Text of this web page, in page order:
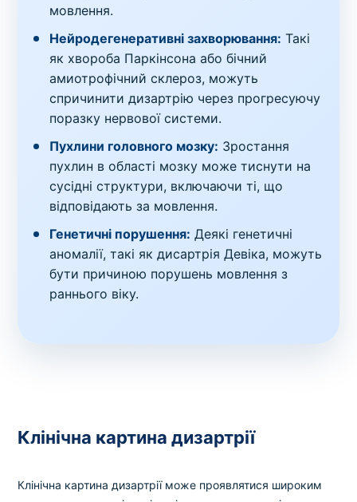
мовлення.
Нейродегенеративні захворювання: Такі
як хвороба Паркінсона або бічний
амиотрофічний склероз, можуть
спричинити дизартрію через прогресуючу
поразку нервової системи.
Пухлини головного мозку: Зростання
пухлин в області мозку може тиснути на
сусідні структури, включаючи ті, що
відповідають за мовлення.
Генетичні порушення: Деякі генетичні
аномалії, такі як дисартрія Девіка, можуть
бути причиною порушень мовлення з
раннього віку.
Клінічна картина дизартрії
Клінічна картина дизартрії може проявлятися широким